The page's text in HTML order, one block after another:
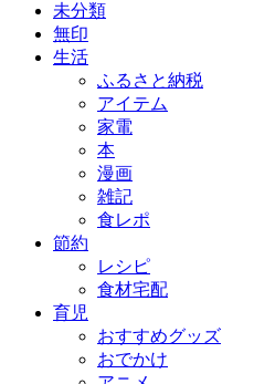
未分類
無印
生活
ふるさと納税
アイテム
家電
本
漫画
雑記
食レポ
節約
レシピ
食材宅配
育児
おすすめグッズ
おでかけ